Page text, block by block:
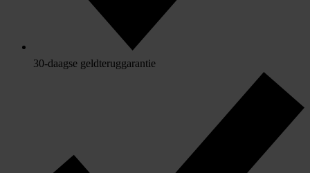
30-daagse geldteruggarantie